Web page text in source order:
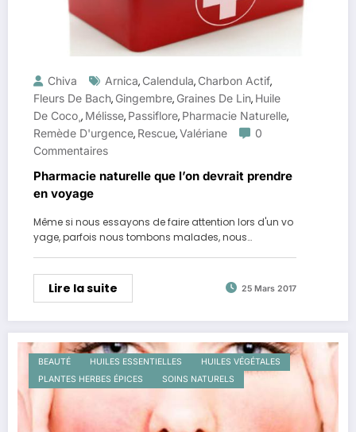
Chiva Arnica, Calendula, Charbon Actif,
Fleurs De Bach, Gingembre, Graines De Lin, Huile
De Coco¸ , Mélisse, Passiflore, Pharmacie Naturelle,
Remède D'urgence, Rescue,Valériane
0
Commentaires
Pharmacie naturelle que l’on devrait prendre
en voyage
Même si nous essayons de faire attention lors d'un vo
yage, parfois nous tombons malades, nous…
Lire la suite 25 Mars 2017
BEAUTÉ HUILES ESSENTIELLES
HUILES VÉGÉTALES
PLANTES HERBES ÉPICES
SOINS NATURELS